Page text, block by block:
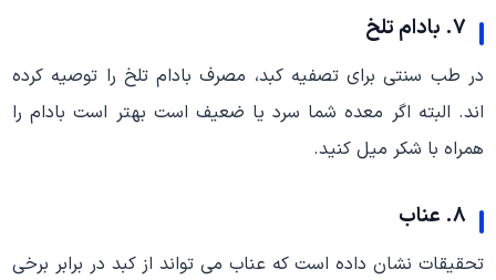
7. بادام تلخ
در طب سنتی برای تصفیه کبد، مصرف بادام تلخ را توصیه کرده
اند. البته اگر معده شما سرد یا ضعیف است بهتر است بادام را
همراه با شکر میل کنید.
8. عناب
تحقیقات نشان داده است که عناب می تواند از کبد در برابر برخی